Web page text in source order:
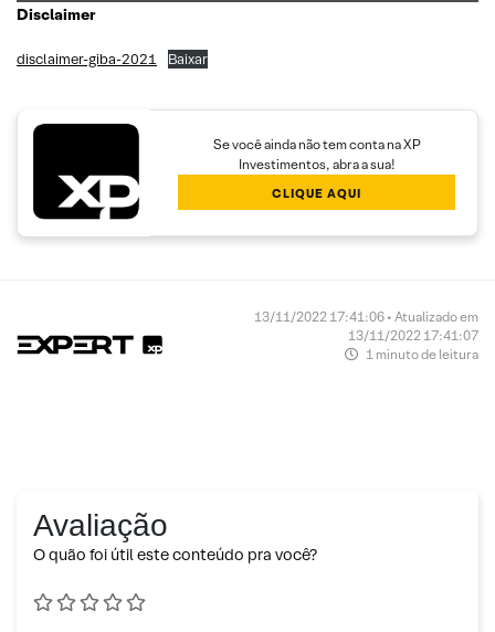
Disclaimer
disclaimer-giba-2021 Baixar
Se você ainda não tem conta na XP
Investimentos, abra a sua!
CLIQUE AQUI
13/11/2022 17:41:06 • Atualizado em
13/11/2022 17:41:07
1 minuto de leitura
Avaliação
O quão foi útil este conteúdo pra você?